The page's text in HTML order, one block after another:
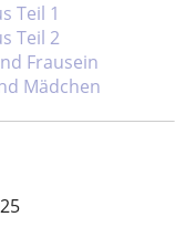
Teil 1
Teil 2
Frausein
Mädchen